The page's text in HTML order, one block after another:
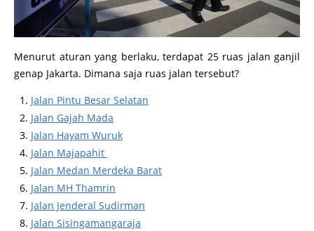
Menurut aturan yang berlaku, terdapat 25 ruas jalan ganjil
genap Jakarta. Dimana saja ruas jalan tersebut?
Jalan Pintu Besar Selatan
Jalan Gajah Mada
Jalan Hayam Wuruk
Jalan Majapahit
Jalan Medan Merdeka Barat
Jalan MH Thamrin
Jalan Jenderal Sudirman
Jalan Sisingamangaraja